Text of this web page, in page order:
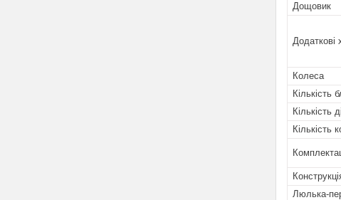
Дощовик
Додаткові
Колеса
Кількість
Кількість
Кількість
Люлька-